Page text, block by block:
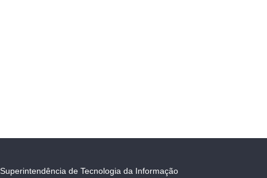
Superintendência de Tecnologia da Informação